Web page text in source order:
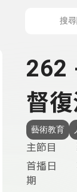
262
督
藝術教育
主節目
首播日
期